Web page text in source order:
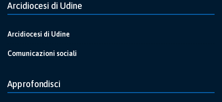
Arcidiocesi di Udine
Arcidiocesi di Udine
Comunicazioni sociali
Approfondisci